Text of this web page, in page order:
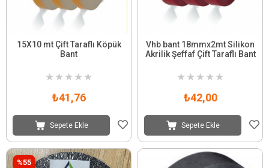
15X10 mt Çift Taraflı Köpük
Bant
★ ★ ★ ★ ★
₺41,76
Sepete Ekle
Vhb bant 18mmx2mt Silikon
Akrilik Şeffaf Çift Taraflı Bant
★ ★ ★ ★ ★
₺42,00
Sepete Ekle
%55